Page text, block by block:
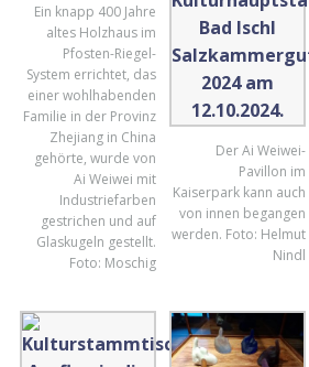
Ein knapp 400 Jahre
altes Holzhaus im
Pfosten-Riegel-
System errichtet, das
einer wohlhabenden
Familie in der Provinz
Zhejiang in China
gehörte, wurde von
Ai Weiwei mit
Industriefarben
gestrichen und auf
Glaskugeln gestellt.
Foto: Moschig
Der Ai Weiwei-
Pavillon im
Kaiserpark kann auch
von innen begangen
werden. Foto: Helmut
Nindl